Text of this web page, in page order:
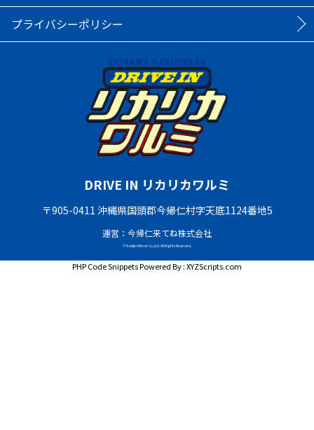
プライバシーポリシー
DRIVE IN リカリカワルミ
〒905-0411 沖縄県国頭郡今帰仁村字天底1124番地5
運営：今帰仁来てね株式会社
© Nakijin Kitene Co.,Ltd. All Rights Reserved.
PHP Code SnippetsPowered By :XYZScripts.com